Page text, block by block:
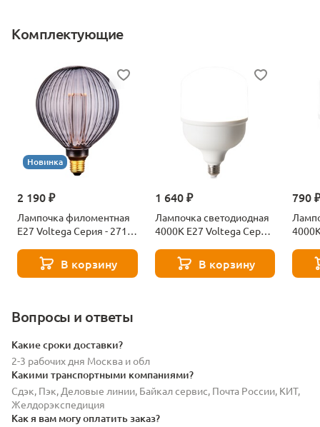
Комплектующие
Новинка
2 190 ₽
Лампочка филоментная
Е27 Voltega Серия - 271
В корзину
1 640 ₽
Лампочка светодиодная
4000К Е27 Voltega Серия
В корзину
790
Вопросы и ответы
Какие сроки доставки?
2-3 рабочих дня Москва и обл
Какими транспортными компаниями?
Сдэк, Пэк, Деловые линии, Байкал сервис, Почта России, КИТ,
Желдорэкспедиция
Как я вам могу оплатить заказ?